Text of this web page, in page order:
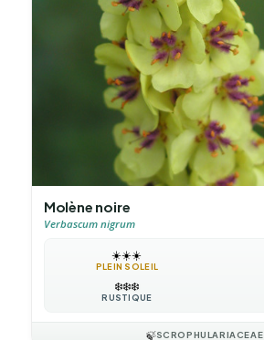
Molène noire
Verbascum nigrum
☀️☀️☀️
PLEIN SOLEIL
❄️❄️❄️
RUSTIQUE
🍃SCROPHULARIACEAE